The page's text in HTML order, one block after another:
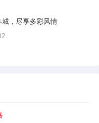
，尽享多彩风情